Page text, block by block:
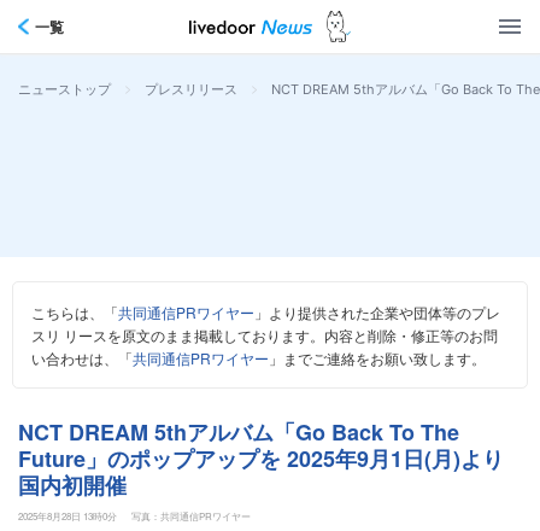
一覧
ニューストップ > プレスリリース > NCT DREAM 5thアルバム「Go Back To
こちらは、「共同通信PRワイヤー 」より提供された企業や団体等のプレ
スリ リースを原文のまま掲載しております。内容と削除・修正等のお問
い合わせは、「共同通信PRワイヤー 」までご連絡をお願い致します。
NCT DREAM 5thアルバム「Go Back To The
Future」のポップアップを 2025年9月1日(月)より
国内初開催
2025年8月28日 13時0分 写真：共同通信PRワイヤー